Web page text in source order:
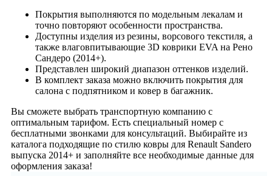
Покрытия выполняются по модельным лекалам и
точно повторяют особенности пространства.
Доступны изделия из резины, ворсового текстиля, а
также влаговпитывающие 3D коврики EVA на Рено
Сандеро (2014+).
Представлен широкий диапазон оттенков изделий.
В комплект заказа можно включить покрытия для
салона с подпятником и ковер в багажник.
Вы сможете выбрать транспортную компанию с
оптимальным тарифом. Есть специальный номер с
бесплатными звонками для консультаций. Выбирайте из
каталога подходящие по стилю ковры для Renault Sandero
выпуска 2014+ и заполняйте все необходимые данные для
оформления заказа!